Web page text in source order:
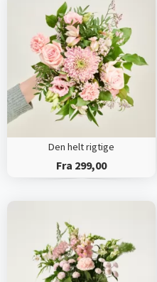
Den helt rigtige
Fra 299,00